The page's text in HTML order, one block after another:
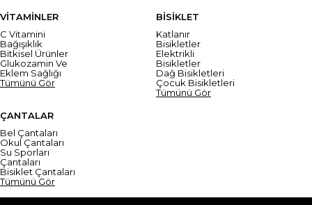
VİTAMİNLER
C Vitamini
Bağışıklık
Bitkisel Ürünler
Glukozamin Ve
Eklem Sağlığı
Tümünü Gör
BİSİKLET
Katlanır
Bisikletler
Elektrikli
Bisikletler
Dağ Bisikletleri
Çocuk Bisikletleri
Tümünü Gör
ÇANTALAR
Bel Çantaları
Okul Çantaları
Su Sporları
Çantaları
Bisiklet Çantaları
Tümünü Gör